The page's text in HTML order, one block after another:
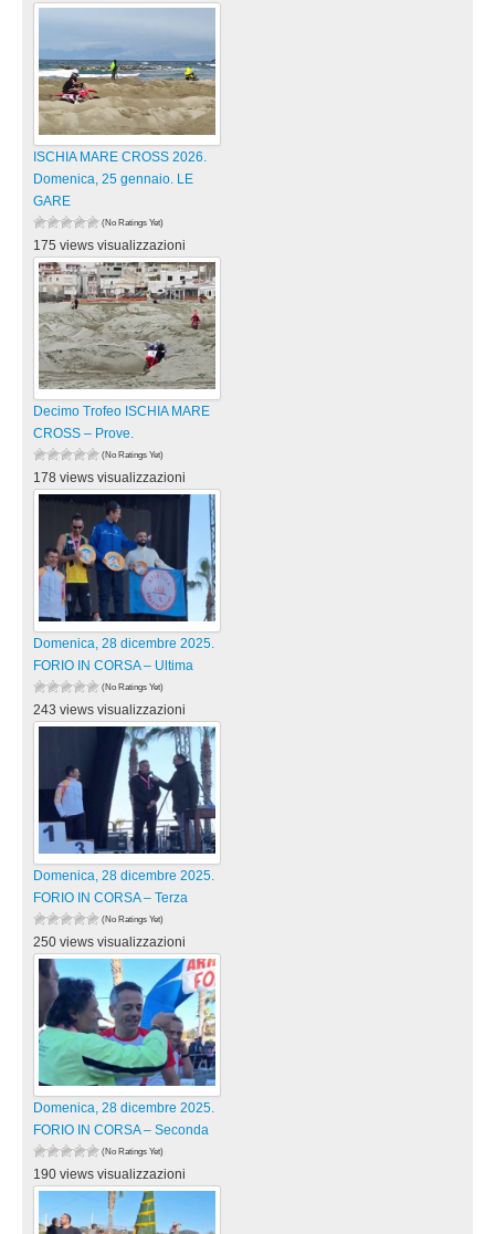
ISCHIA MARE CROSS 2026.
Domenica, 25 gennaio. LE
GARE
(No Ratings Yet)
175 views visualizzazioni
Decimo Trofeo ISCHIA MARE
CROSS – Prove.
(No Ratings Yet)
178 views visualizzazioni
Domenica, 28 dicembre 2025.
FORIO IN CORSA – Ultima
(No Ratings Yet)
243 views visualizzazioni
Domenica, 28 dicembre 2025.
FORIO IN CORSA – Terza
(No Ratings Yet)
250 views visualizzazioni
Domenica, 28 dicembre 2025.
FORIO IN CORSA – Seconda
(No Ratings Yet)
190 views visualizzazioni